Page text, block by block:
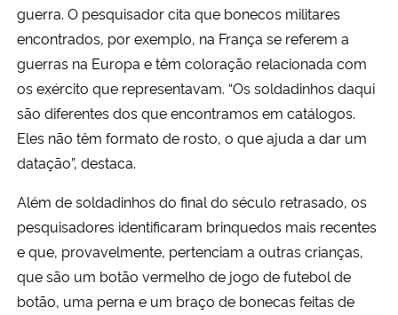
guerra. O pesquisador cita que bonecos militares
encontrados, por exemplo, na França se referem a
guerras na Europa e têm coloração relacionada com
os exército que representavam. “Os soldadinhos daqui
são diferentes dos que encontramos em catálogos.
Eles não têm formato de rosto, o que ajuda a dar um
datação”, destaca.
Além de soldadinhos do final do século retrasado, os
pesquisadores identificaram brinquedos mais recentes
e que, provavelmente, pertenciam a outras crianças,
que são um botão vermelho de jogo de futebol de
botão, uma perna e um braço de bonecas feitas de